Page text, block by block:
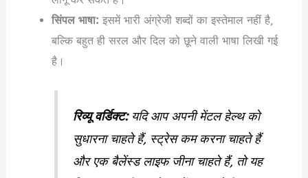
सिंपल भाषा: इसमें भारी अंग्रेजी शब्दों का इस्तेमाल नहीं है,
बल्कि बहुत ही सरल और दिल को छूने वाली भाषा लिखी गई
है।
रिव्यू वर्डिक्ट:यदि आप अपनी मेंटल हेल्थ को
सुधारना चाहते हैं, स्ट्रेस कम करना चाहते हैं
और एक बैलेंस्ड लाइफ जीना चाहते हैं, तो यह